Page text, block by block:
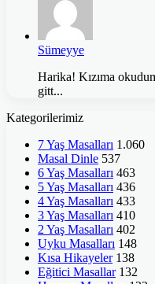
Sümeyye
Harika! Kızıma
gitt...
Kategorilerimiz
7 Yaş Masalları 1.060
Masal Dinle 537
6 Yaş Masalları 463
5 Yaş Masalları 436
4 Yaş Masalları 433
3 Yaş Masalları 410
2 Yaş Masalları 402
Uyku Masalları 148
Kısa Hikayeler 138
Eğitici Masallar 132